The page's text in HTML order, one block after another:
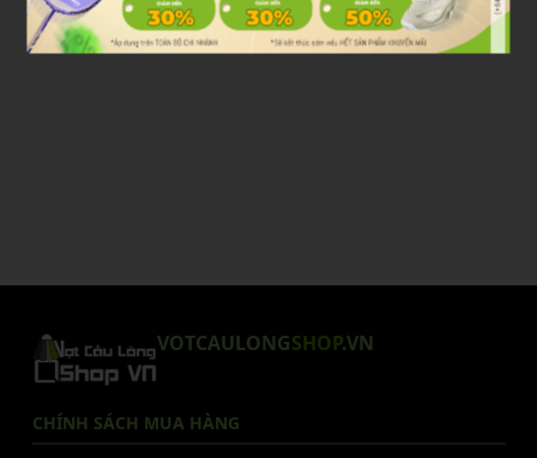
VOTCAULONGSHOP.VN
CHÍNH SÁCH MUA HÀNG